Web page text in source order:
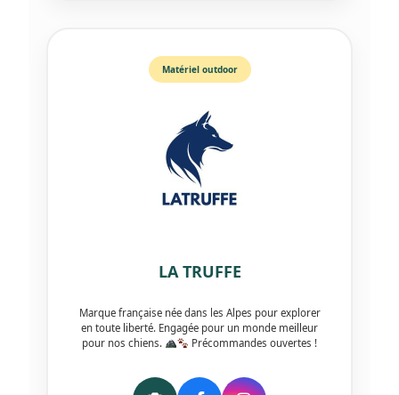
Matériel outdoor
LA TRUFFE
Marque française née dans les Alpes pour explorer
en toute liberté. Engagée pour un monde meilleur
pour nos chiens.
Précommandes ouvertes !